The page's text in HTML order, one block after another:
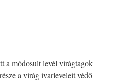
a módosult levél virágtagok
a virág ivarleveleit védő